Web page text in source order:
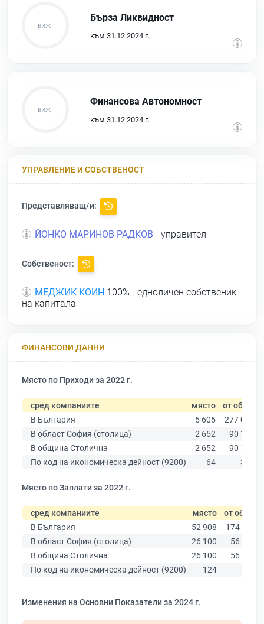
Бърза Ликвидност
към 31.12.2024 г.
Финансова Автономност
към 31.12.2024 г.
УПРАВЛЕНИЕ И СОБСТВЕНОСТ
Представляващ/и:
ЙОНКО МАРИНОВ РАДКОВ - управител
Собственост:
МЕДЖИК КОИН 100% - едноличен собственик
на капитала
ФИНАНСОВИ ДАННИ
Място по Приходи за 2022 г.
сред компаниите място от общо
В България
5 605
277 019
В област София (столица)
2 652
90 178
В община Столична
2 652
90 178
По код на икономическа дейност (9200)
64 323
Място по Заплати за 2022 г.
сред компаниите място от общо
В България
52 908
174 403
В област София (столица)
26 100
56 378
В община Столична
26 100
56 378
По код на икономическа дейност (9200)
124 288
Изменения на Основни Показатели за 2024 г.